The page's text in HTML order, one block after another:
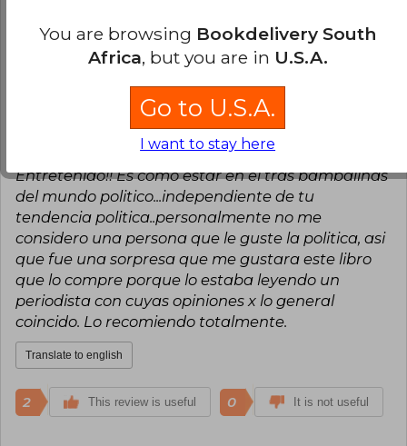
This review is useful 0 It is not useful
Francisca Urrutia
Monday, September
Verified Purchase
Entretenido!! Es como estar en el tras bambalinas
del mundo politico...independiente de tu
tendencia politica..personalmente no me
considero una persona que le guste la politica, asi
que fue una sorpresa que me gustara este libro
que lo compre porque lo estaba leyendo un
periodista con cuyas opiniones x lo general
coincido. Lo recomiendo totalmente.
Translate to english
2 This review is useful 0 It is not useful
You are browsing Bookdelivery South
Africa, but you are in U.S.A.
Go to U.S.A.
I want to stay here